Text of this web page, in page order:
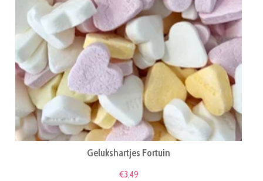
Gelukshartjes Fortuin
€3,49